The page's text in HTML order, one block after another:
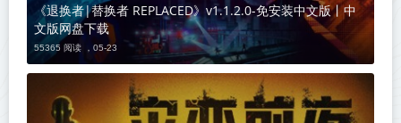
《退换者|替换者 REPLACED》v1.1.2.0-免安装中文版丨中
文版网盘下载
55365 阅读 ， 05-23